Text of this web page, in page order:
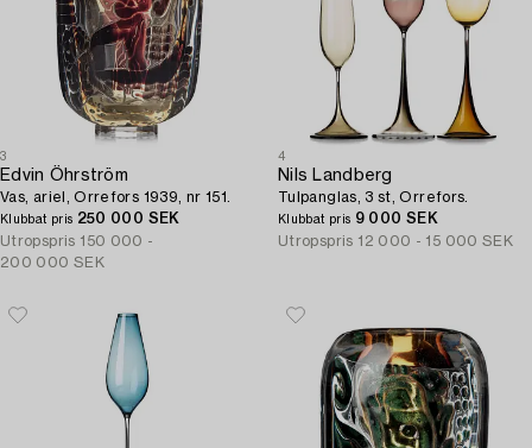
3
Edvin Öhrström
Vas, ariel, Orrefors 1939, nr 151.
Klubbat pris 250 000 SEK
Utropspris 150 000 -
200 000 SEK
4
Nils Landberg
Tulpanglas, 3 st, Orrefors.
Klubbat pris 9 000 SEK
Utropspris 12 000 - 15 000 SEK